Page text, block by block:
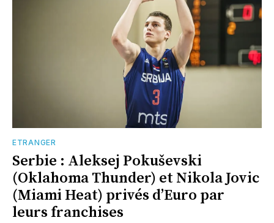
ETRANGER
Serbie : Aleksej Pokuševski
(Oklahoma Thunder) et Nikola Jovic
(Miami Heat) privés d’Euro par
leurs franchises